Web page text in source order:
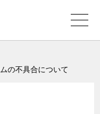
の不具合について